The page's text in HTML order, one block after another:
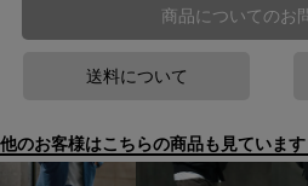
商品についてのお
送料について
他のお客様はこちらの商品も見ています